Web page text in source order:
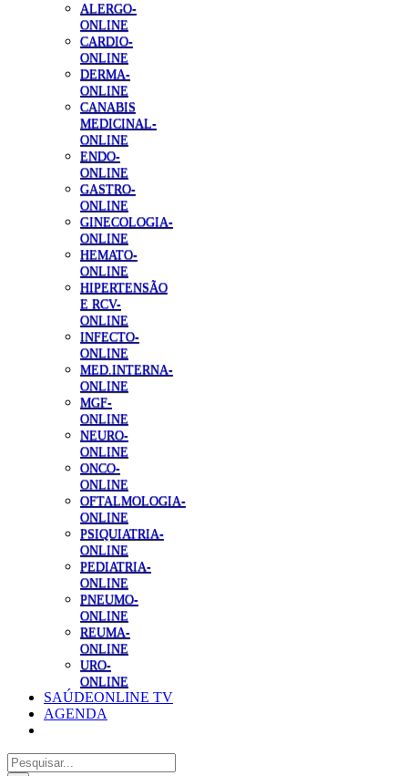
ALERGO-
ONLINE
CARDIO-
ONLINE
DERMA-
ONLINE
CANABIS
MEDICINAL-
ONLINE
ENDO-
ONLINE
GASTRO-
ONLINE
GINECOLOGIA-
ONLINE
HEMATO-
ONLINE
HIPERTENSÃO
E RCV-
ONLINE
INFECTO-
ONLINE
MED.INTERNA-
ONLINE
MGF-
ONLINE
NEURO-
ONLINE
ONCO-
ONLINE
OFTALMOLOGIA-
ONLINE
PSIQUIATRIA-
ONLINE
PEDIATRIA-
ONLINE
PNEUMO-
ONLINE
REUMA-
ONLINE
URO-
ONLINE
SAÚDEONLINE TV
AGENDA
Pesquisar